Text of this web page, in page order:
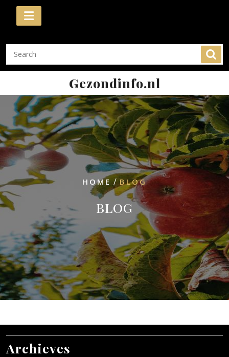
Skip
Gezondinfo.nl
HOME / BLOG
BLOG
Archieves